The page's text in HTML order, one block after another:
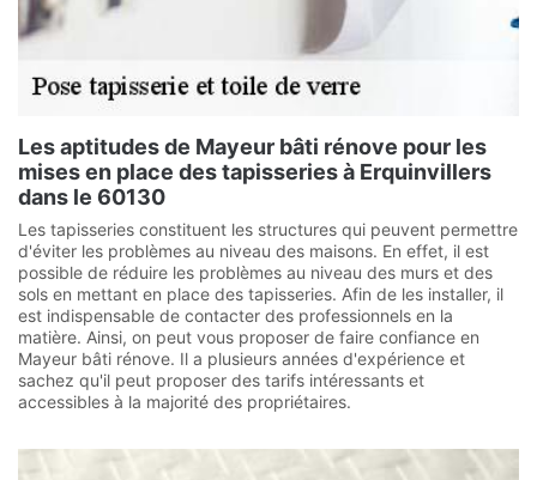
Les aptitudes de Mayeur bâti rénove pour les
mises en place des tapisseries à Erquinvillers
dans le 60130
Les tapisseries constituent les structures qui peuvent permettre
d'éviter les problèmes au niveau des maisons. En effet, il est
possible de réduire les problèmes au niveau des murs et des
sols en mettant en place des tapisseries. Afin de les installer, il
est indispensable de contacter des professionnels en la
matière. Ainsi, on peut vous proposer de faire confiance en
Mayeur bâti rénove. Il a plusieurs années d'expérience et
sachez qu'il peut proposer des tarifs intéressants et
accessibles à la majorité des propriétaires.